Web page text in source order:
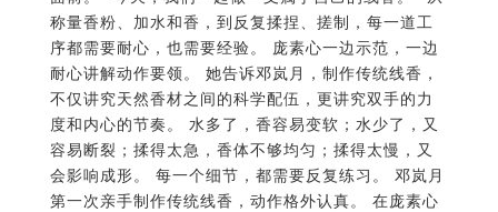
称量香粉、加水和香，到反复揉捏、搓制，每一道工
序都需要耐心，也需要经验。 庞素心一边示范，一边
耐心讲解动作要领。 她告诉邓岚月，制作传统线香，
不仅讲究天然香材之间的科学配伍，更讲究双手的力
度和内心的节奏。 水多了，香容易变软；水少了，又
容易断裂；揉得太急，香体不够均匀；揉得太慢，又
会影响成形。 每一个细节，都需要反复练习。 邓岚月
第一次亲手制作传统线香，动作格外认真。 在庞素心